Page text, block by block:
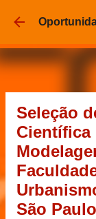
Seleção
Científica
São